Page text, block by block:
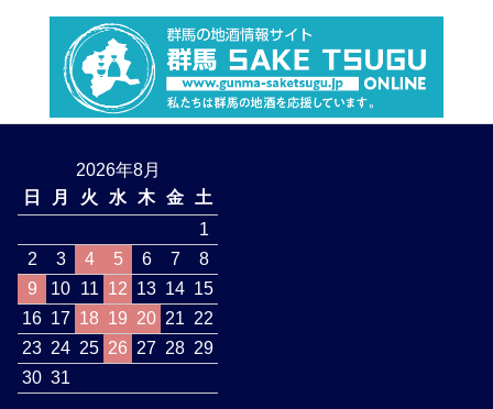
2026年8月
日
月 火 水 木 金
土
1
2
3 4 5 6 7
8
9
10 11 12 13 14 15
16 17 18 19 20 21 22
23 24 25 26 27 28 29
30 31